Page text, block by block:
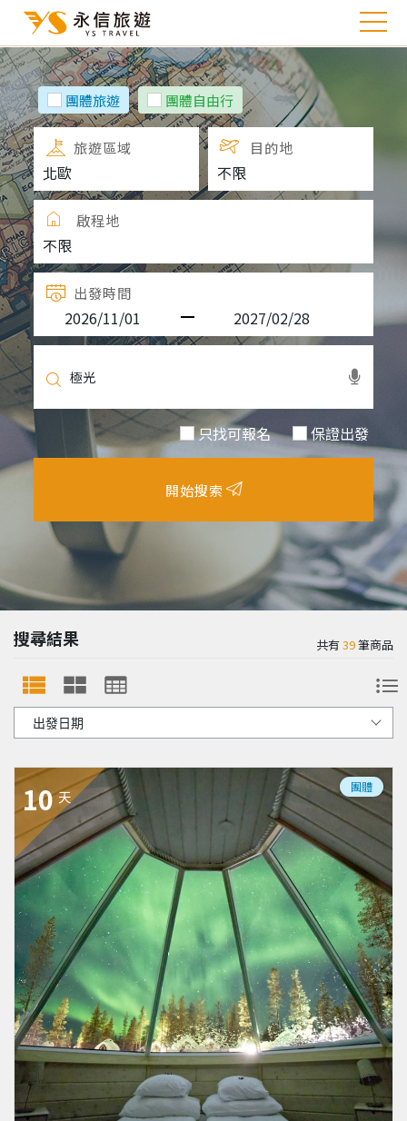
團體旅遊 團體自由行
旅遊區域 目的地
啟程地
出發時間
只找可報名 保證出發
開始搜索
搜尋結果 共有39筆商品
10 天
團體